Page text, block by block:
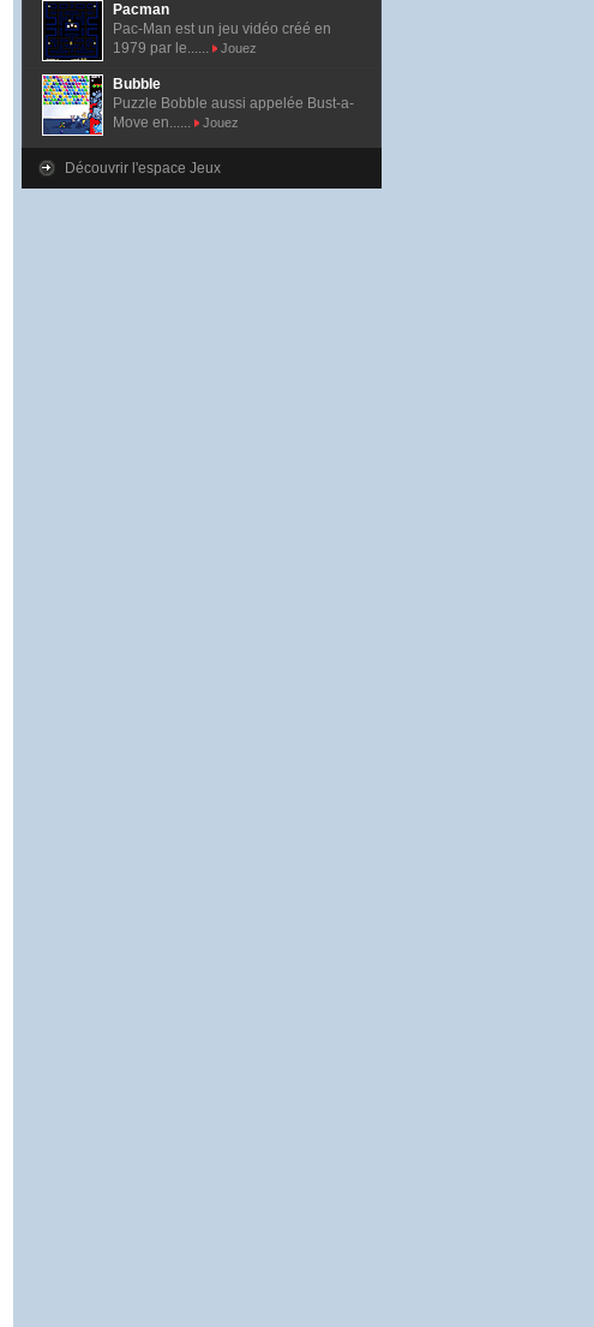
Pacman
Pac-Man est un jeu vidéo créé en
1979 par le......
Jouez
Bubble
Puzzle Bobble aussi appelée Bust-a-
Move en......
Jouez
Découvrir l'espace Jeux